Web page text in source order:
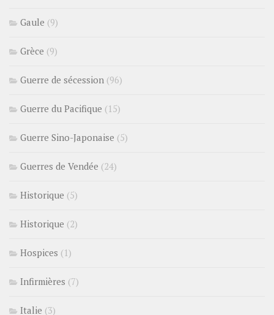
Gaule (9)
Grèce (9)
Guerre de sécession (96)
Guerre du Pacifique (15)
Guerre Sino-Japonaise (5)
Guerres de Vendée (24)
Historique (5)
Historique (2)
Hospices (1)
Infirmières (7)
Italie (3)